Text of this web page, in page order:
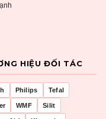
HIỆU ĐỐI TÁC
Philips Tefal
WMF Silit